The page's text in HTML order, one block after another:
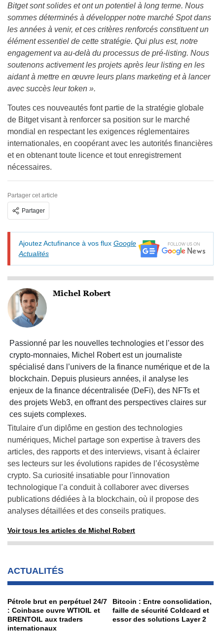
Bitget sont solides et ont un potentiel à long terme. Nous
sommes déterminés à développer notre marché Spot dans
les années à venir, et ces critères renforcés constituent un
élément essentiel de cette stratégie. Qui plus est, notre
engagement va au-delà du processus de pré-listing. Nous
soutenons activement les projets après leur listing en les
aidant à mettre en œuvre leurs plans marketing et à lancer
avec succès leur token ».
Toutes ces nouveautés font partie de la stratégie globale
de Bitget visant à renforcer sa position sur le marché
mondial en respectant les exigences réglementaires
internationales, en coopérant avec les autorités financières
et en obtenant toute licence et tout enregistrement
nécessaires.
Partager cet article
Partager
Ajoutez Actufinance à vos flux Google
Actualités
Michel Robert
Passionné par les nouvelles technologies et l’essor des
crypto-monnaies, Michel Robert est un journaliste
spécialisé dans l’univers de la finance numérique et de la
blockchain. Depuis plusieurs années, il analyse les
enjeux de la finance décentralisée (DeFi), des NFTs et
des projets Web3, en offrant des perspectives claires sur
ces sujets complexes.
Titulaire d'un diplôme en gestion des technologies
numériques, Michel partage son expertise à travers des
articles, des rapports et des interviews, visant à éclairer
ses lecteurs sur les évolutions rapides de l’écosystème
crypto. Sa curiosité insatiable pour l'innovation
technologique l’a conduit à collaborer avec diverses
publications dédiées à la blockchain, où il propose des
analyses détaillées et des conseils pratiques.
Voir tous les articles de Michel Robert
ACTUALITÉS
Pétrole brut en perpétuel 24/7
: Coinbase ouvre WTIOIL et
BRENTOIL aux traders
internationaux
Bitcoin : Entre consolidation,
faille de sécurité Coldcard et
essor des solutions Layer 2